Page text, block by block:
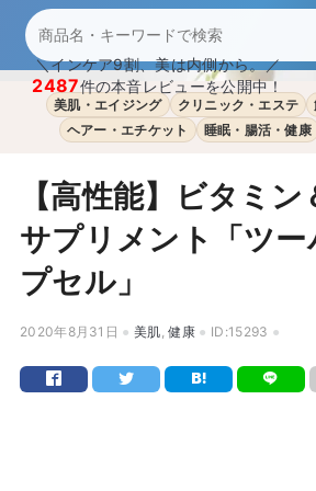
＼インケア9割、美は内側から。／
2487件の本音レビューを公開中！
美肌・エイジング クリニック・エステ
ヘアー・エチケット
睡眠・腸活・健康
【高性能】ビタミ
サプリメント「ツー
プセル」
2020年8月31日 美肌,健康 ID:15293